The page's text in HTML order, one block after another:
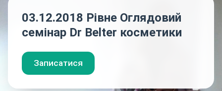
03.12.2018 Рівне Оглядовий
семінар Dr Belter косметики
Записатися